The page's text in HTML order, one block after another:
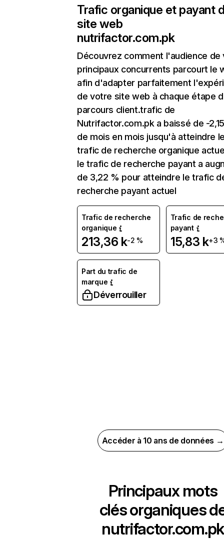
Trafic organique et payant
site web
nutrifactor.com.pk
Découvrez comment l'audience de
principaux concurrents parcourt le
afin d'adapter parfaitement
de votre site web à chaque étape
parcours client.trafic de
Nutrifactor.com.pk a baissé de -
de mois en mois jusqu'à atteindre
trafic de recherche organique
le trafic de recherche payant a
de 3,22 % pour atteindre le trafic
recherche payant actuel
Trafic de recherche
organique
213,36 k-2 %
Trafic de
payant
15,83 k+3
Part du trafic de
marque
Déverrouiller
Accéder à 10 ans de données →
Principaux mots
clés organiques
nutrifactor.com.pk